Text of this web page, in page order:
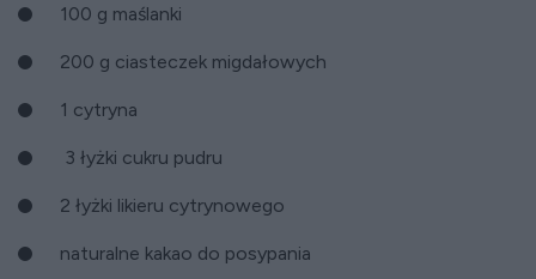
100 g maślanki
200 g ciasteczek migdałowych
1 cytryna
3 łyżki cukru pudru
2 łyżki likieru cytrynowego
naturalne kakao do posypania